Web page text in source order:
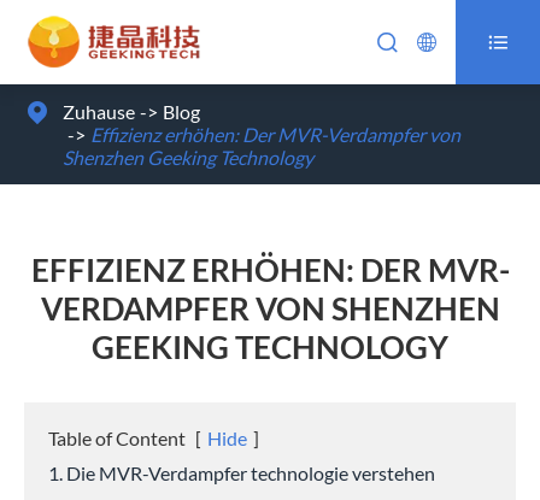
  
Zuhause
Blog
Effizienz erhöhen: Der MVR-Verdampfer von
Shenzhen Geeking Technology
EFFIZIENZ ERHÖHEN: DER MVR-
VERDAMPFER VON SHENZHEN
GEEKING TECHNOLOGY
Table of Content [ Hide ]
1. Die MVR-Verdampfer technologie verstehen